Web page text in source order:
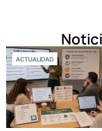
ACTUALIDAD